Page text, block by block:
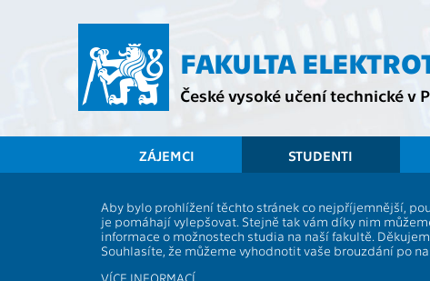
FAKULTA
České vysoké učení technické v
ZÁJEMCI STUDENTI
Aby bylo prohlížení těchto stránek co nejpříjemnější,
je pomáhají vylepšovat. Stejně tak vám díky nim
informace o možnostech studia na naší fakultě.
Souhlasíte, že můžeme vyhodnotit vaše brouzdání po
VÍCE INFORMACÍ
Souhrnné informace
Vyhlášky a předpisy
Formuláře
B6B16MPR
Role: